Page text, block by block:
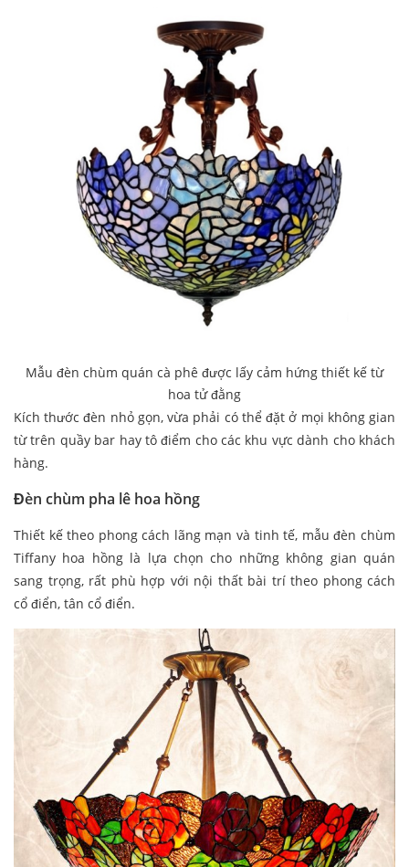
Mẫu đèn chùm quán cà phê được lấy cảm hứng thiết kế từ
hoa tử đằng
Kích thước đèn nhỏ gọn, vừa phải có thể đặt ở mọi không gian
từ trên quầy bar hay tô điểm cho các khu vực dành cho khách
hàng.
Đèn chùm pha lê hoa hồng
Thiết kế theo phong cách lãng mạn và tinh tế, mẫu đèn chùm
Tiffany hoa hồng là lựa chọn cho những không gian quán
sang trọng, rất phù hợp với nội thất bài trí theo phong cách
cổ điển, tân cổ điển.